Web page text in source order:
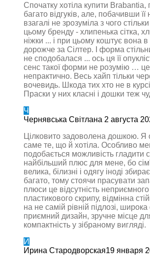
Спочатку хотіла купити Brabantia,
багато відгуків, але, побачивши
взагалі не зрозуміла з чого
цьому бренду - хлипенька сітка,
ніжки ... і при цьому коштує вона в
дорожче за Сілтер. І форма
не сподобалася ... ось ця її
сенс такої форми не розумію …
непрактично. Весь хайп тільки
вочевидь. Шкода тих хто не в
Праски у них класні і дошки теж
Ч
Чернявська Світлана 2 августа
Цілковито задоволена дошкою. Я
саме те, що й хотіла. Особливо
подобається можливість гладити
найбільший плюс для мене, бо
велика, білизні і одягу іноді
багато, тому стоячи прасувати
плюси це відсутність неприємного
пластикового скрипу, відмінна
на не самій рівній підлозі, широка
приємний дизайн, зручне місце
компактність у зібраному вигляді.
И
Ирина Стародворская19 января